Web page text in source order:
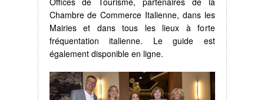
Chambre de Commerce Italienne, dans les
Mairies et dans tous les lieux à forte
fréquentation italienne. Le guide est
également disponible en ligne.